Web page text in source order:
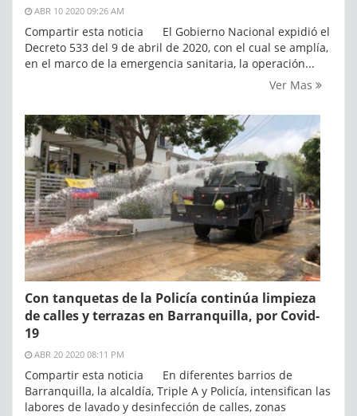
ABR 10 2020 09:26 AM
Compartir esta noticia El Gobierno Nacional expidió el
Decreto 533 del 9 de abril de 2020, con el cual se amplía,
en el marco de la emergencia sanitaria, la operación...
Ver Mas
Con tanquetas de la Policía continúa limpieza
de calles y terrazas en Barranquilla, por Covid-
19
ABR 20 2020 08:11 PM
Compartir esta noticia En diferentes barrios de
Barranquilla, la alcaldía, Triple A y Policía, intensifican las
labores de lavado y desinfección de calles, zonas